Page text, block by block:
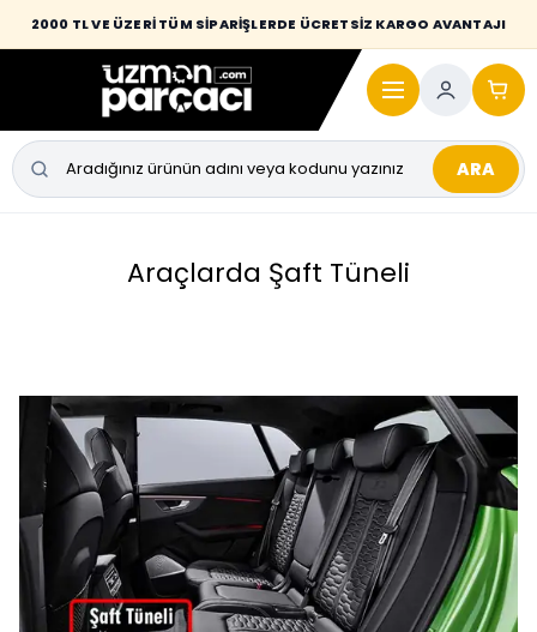
2000 TL VE ÜZERİ TÜM SİPARİŞLERDE ÜCRETSİZ KARGO AVANTAJI
ARA
Araçlarda Şaft Tüneli